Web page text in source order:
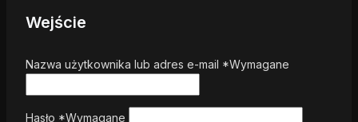
Wejście
Nazwa użytkownika lub adres e-mail *Wymagane
Hasło *Wymagane